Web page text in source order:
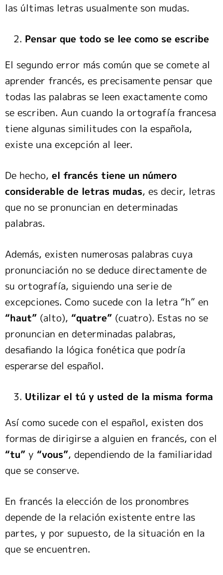
las últimas letras usualmente son mudas.
Pensar que todo se lee como se escribe
El segundo error más común que se comete al
aprender francés, es precisamente pensar que
todas las palabras se leen exactamente como
se escriben. Aun cuando la ortografía francesa
tiene algunas similitudes con la española,
existe una excepción al leer.
De hecho, el francés tiene un número
considerable de letras mudas, es decir, letras
que no se pronuncian en determinadas
palabras.
Además, existen numerosas palabras cuya
pronunciación no se deduce directamente de
su ortografía, siguiendo una serie de
excepciones. Como sucede con la letra “h” en
“haut” (alto), “quatre” (cuatro). Estas no se
pronuncian en determinadas palabras,
desafiando la lógica fonética que podría
esperarse del español.
Utilizar el tú y usted de la misma forma
Así como sucede con el español, existen dos
formas de dirigirse a alguien en francés, con el
“tu” y “vous”, dependiendo de la familiaridad
que se conserve.
En francés la elección de los pronombres
depende de la relación existente entre las
partes, y por supuesto, de la situación en la
que se encuentren.